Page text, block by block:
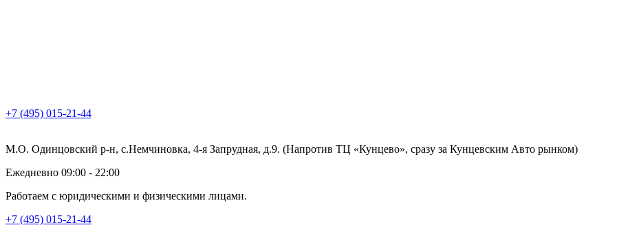
+7 (495) 015-21-44
М.О. Одинцовский р-н, с.Немчиновка, 4-я Запрудная, д.9. (Напротив ТЦ «Кунцево», сразу за Кунцевским Авто рынком)
Ежедневно 09:00 - 22:00
Работаем с юридическими и физическими лицами.
+7 (495) 015-21-44